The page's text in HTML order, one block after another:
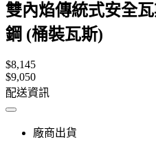
雙內焰傳統式安全
鋼 (桶裝瓦斯)
$8,145
$9,050
配送資訊
廠商出貨